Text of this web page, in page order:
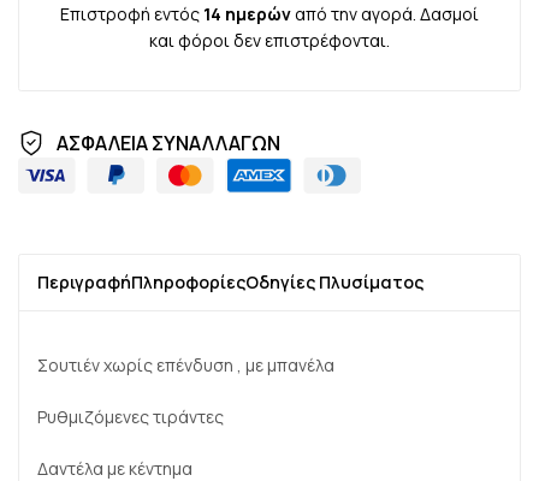
Επιστροφή εντός 14 ημερώναπό την αγορά. Δασμοί
και φόροι δεν επιστρέφονται.
ΑΣΦΑΛΕΙΑ ΣΥΝΑΛΛΑΓΩΝ
ΠεριγραφήΠληροφορίεςΟδηγίες Πλυσίματος
Σουτιέν χωρίς επένδυση , με μπανέλα
Ρυθμιζόμενες τιράντες
Δαντέλα με κέντημα